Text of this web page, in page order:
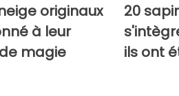
originaux
à leur
magie
20
ils ont